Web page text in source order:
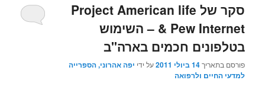
סקר של Project American life
& Pew Internet – השימוש
בטלפונים חכמים בארה"ב
פורסם בתאריך14 ביולי 2011 על ידי יפה אהרוני, הספרייה
למדעי החיים ולרפואה